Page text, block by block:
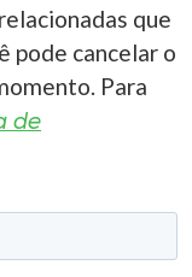
que
pode cancelar o
Para
de